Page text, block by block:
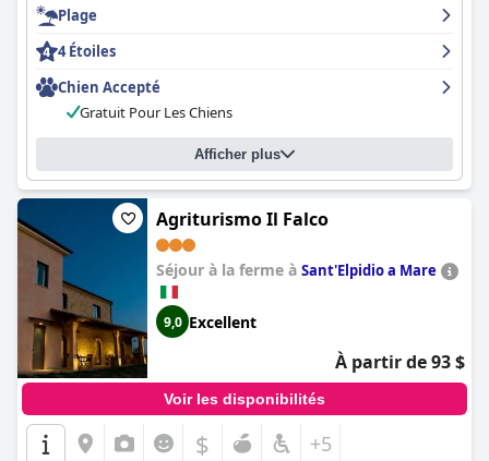
Plage
4 Étoiles
Chien Accepté
Gratuit Pour Les Chiens
Afficher plus
Agriturismo Il Falco
Séjour à la ferme à Sant'Elpidio a Mare
9,0 Excellent
À partir de 93 $
Voir les disponibilités
$ +5